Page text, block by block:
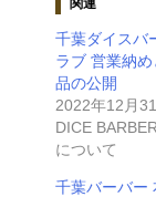
千葉ダイスバ
ラブ 営業納
品の公開
2022年12月
DICE
について
千葉バーバー